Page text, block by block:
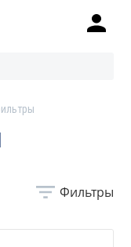
Фильтры